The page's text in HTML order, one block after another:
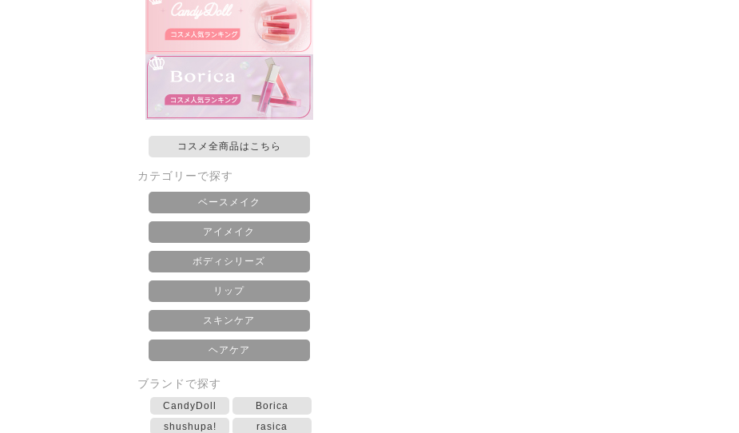
コスメ全商品はこちら
カテゴリーで探す
ベースメイク
アイメイク
ボディシリーズ
リップ
スキンケア
ヘアケア
ブランドで探す
CandyDoll
Borica
shushupa!
rasica